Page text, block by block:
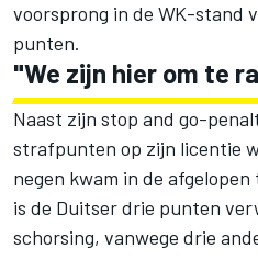
voorsprong in de WK-stand
punten.
"We zijn hier om te
Naast zijn stop and go-
strafpunten op zijn licentie
negen kwam in de
is de Duitser drie punten
schorsing, vanwege drie